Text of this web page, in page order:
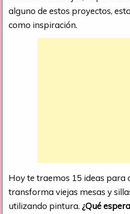
alguno de estos proyectos,
como inspiración.
Hoy te traemos 15 ideas para
transforma viejas mesas y
utilizando pintura. ¿Qué